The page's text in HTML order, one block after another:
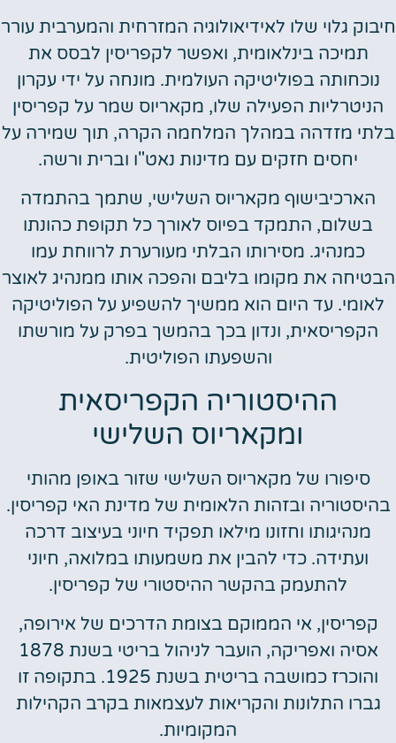
חיבוק גלוי שלו לאידיאולוגיה המזרחית והמערבית עורר
תמיכה בינלאומית, ואפשר לקפריסין לבסס את
נוכחותה בפוליטיקה העולמית. מונחה על ידי עקרון
הניטרליות הפעילה שלו, מקאריוס שמר על קפריסין
בלתי מזדהה במהלך המלחמה הקרה, תוך שמירה על
יחסים חזקים עם מדינות נאט"ו וברית ורשה.
הארכיבישוף מקאריוס השלישי, שתמך בהתמדה
בשלום, התמקד בפיוס לאורך כל תקופת כהונתו
כמנהיג. מסירותו הבלתי מעורערת לרווחת עמו
הבטיחה את מקומו בליבם והפכה אותו ממנהיג לאוצר
לאומי. עד היום הוא ממשיך להשפיע על הפוליטיקה
הקפריסאית, ונדון בכך בהמשך בפרק על מורשתו
והשפעתו הפוליטית.
ההיסטוריה הקפריסאית
ומקאריוס השלישי
סיפורו של מקאריוס השלישי שזור באופן מהותי
בהיסטוריה ובזהות הלאומית של מדינת האי קפריסין.
מנהיגותו וחזונו מילאו תפקיד חיוני בעיצוב דרכה
ועתידה. כדי להבין את משמעותו במלואה, חיוני
להתעמק בהקשר ההיסטורי של קפריסין.
קפריסין, אי הממוקם בצומת הדרכים של אירופה,
אסיה ואפריקה, הועבר לניהול בריטי בשנת 1878
והוכרז כמושבה בריטית בשנת 1925. בתקופה זו
גברו התלונות והקריאות לעצמאות בקרב הקהילות
המקומיות.